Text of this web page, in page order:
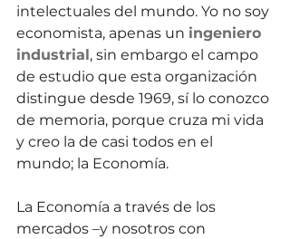
intelectuales del mundo. Yo no soy
economista, apenas un ingeniero
industrial , sin embargo el campo
de estudio que esta organización
distingue desde 1969, sí lo conozco
de memoria, porque cruza mi vida
y creo la de casi todos en el
mundo; la Economía.
La Economía a través de los
mercados –y nosotros con